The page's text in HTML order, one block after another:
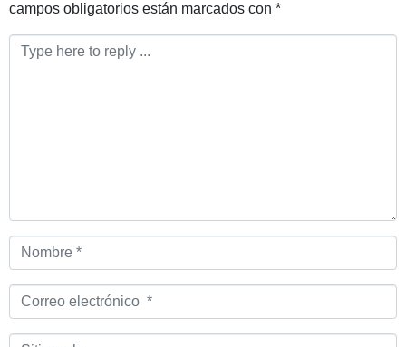
campos obligatorios están marcados con *
Comentario
Nombre
*
Correo
electrónico
*Sitio